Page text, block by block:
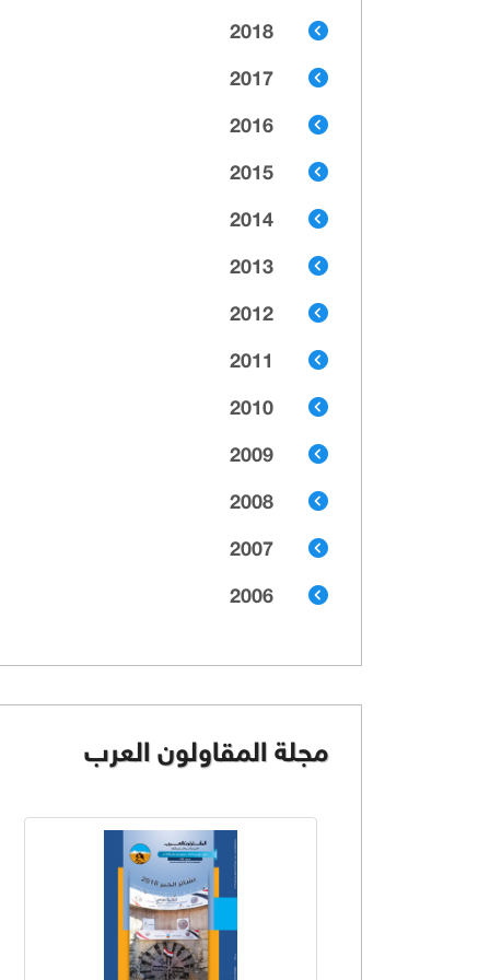
2018
2017
2016
2015
2014
2013
2012
2011
2010
2009
2008
2007
2006
مجلة المقاولون العرب